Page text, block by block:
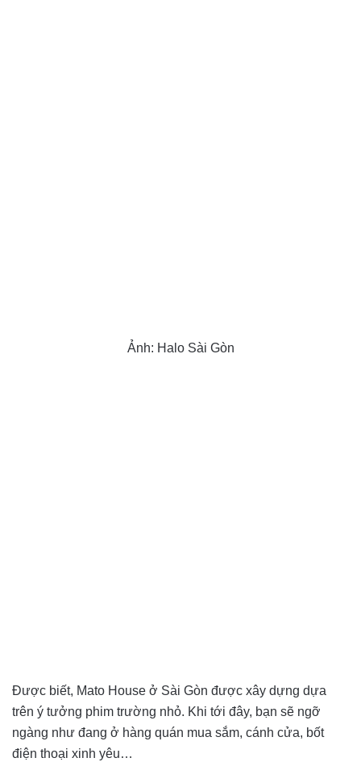
Ảnh: Halo Sài Gòn
Được biết, Mato House ở Sài Gòn được xây dựng dựa
trên ý tưởng phim trường nhỏ. Khi tới đây, bạn sẽ ngỡ
ngàng như đang ở hàng quán mua sắm, cánh cửa, bốt
điện thoại xinh yêu…